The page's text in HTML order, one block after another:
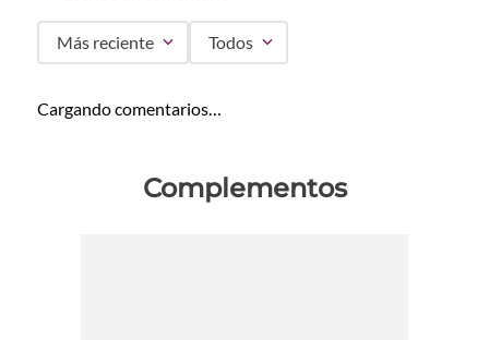
Más reciente Todos
Cargando comentarios…
Complementos